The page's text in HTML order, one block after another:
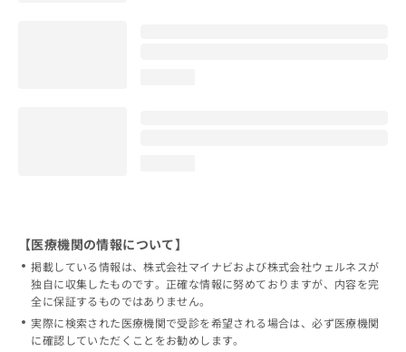
【医療機関の情報について】
掲載している情報は、株式会社マイナビおよび株式会社ウェルネスが
独自に収集したものです。正確な情報に努めておりますが、内容を完
全に保証するものではありません。
実際に検索された医療機関で受診を希望される場合は、必ず医療機関
に確認していただくことをお勧めします。